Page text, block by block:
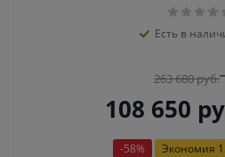
Есть в
263 680руб.
108 650
-58% Экономия